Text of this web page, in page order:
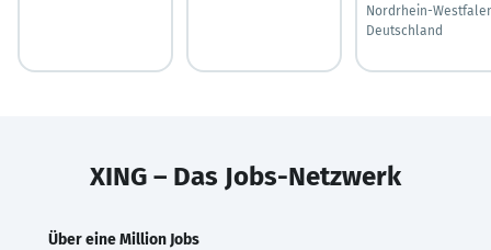
Nordrhein-
Deutschland
XING – Das Jobs-Netzwerk
Über eine Million Jobs